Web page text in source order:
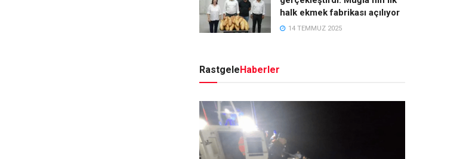
halk ekmek fabrikası açılıyor
14 TEMMUZ 2025
RastgeleHaberler